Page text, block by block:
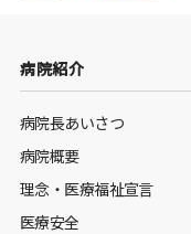
病院紹介
病院長あいさつ
病院概要
理念・医療福祉宣言
医療安全